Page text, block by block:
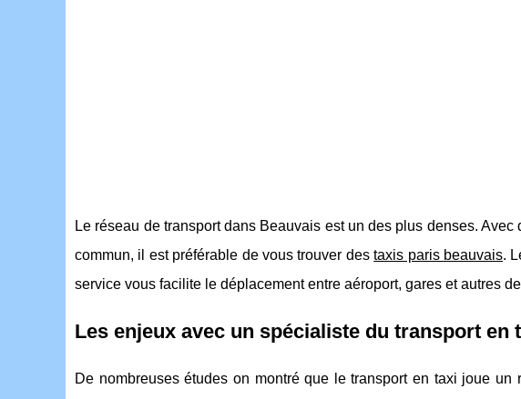
Le réseau de transport dans Beauvais est un des plus denses.
commun, il est préférable de vous trouver destaxis paris beauvais.
service vous facilite le déplacement entre aéroport, gares et autres
Les enjeux avec un spécialiste du transport en
De nombreuses études on montré que le transport en taxi joue un